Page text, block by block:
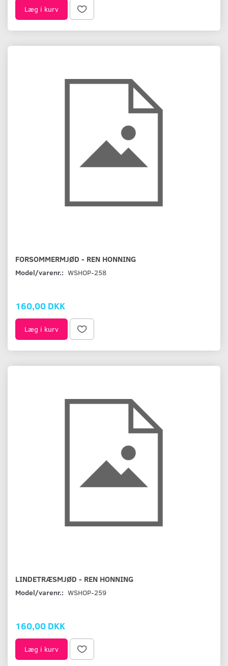
Læg i kurv
FORSOMMERMJØD - REN HONNING
Model/varenr.: WSHOP-258
160,00 DKK
Læg i kurv
LINDETRÆSMJØD - REN HONNING
Model/varenr.: WSHOP-259
160,00 DKK
Læg i kurv